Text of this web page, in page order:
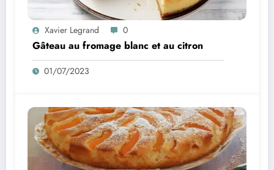
Xavier Legrand 0
Gâteau au fromage blanc et au citron
01/07/2023